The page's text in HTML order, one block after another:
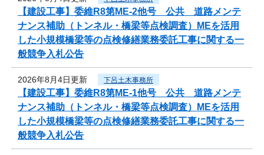
【建設工事】委維R8第ME-2他号 公共 道路メンテ
ナンス補助（トンネル・橋梁等点検調査）MEを活用
した小規模橋梁等の点検修繕業務委託工事に関する一
般競争入札公告
2026年8月4日更新 下呂土木事務所
【建設工事】委維R8第ME-1他号 公共 道路メンテ
ナンス補助（トンネル・橋梁等点検調査）MEを活用
した小規模橋梁等の点検修繕業務委託工事に関する一
般競争入札公告